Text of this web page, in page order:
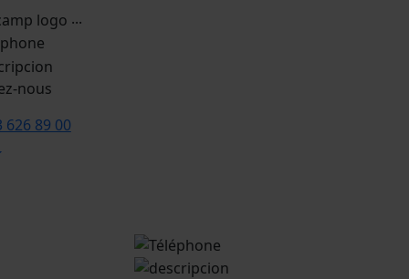
...
nous
626 89 00